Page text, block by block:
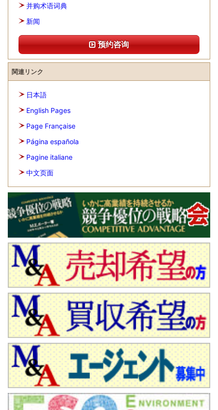
并购术语词典
新闻
预约咨询
関連リンク
日本語
English Pages
Page Française
Página española
Pagine italiane
中文页面